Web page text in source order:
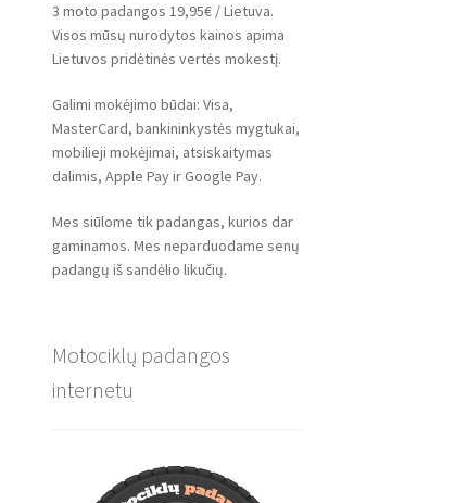
3 moto padangos 19,95€ / Lietuva.
Visos mūsų nurodytos kainos apima
Lietuvos pridėtinės vertės mokestį.
Galimi mokėjimo būdai: Visa,
MasterCard, bankininkystės mygtukai,
mobilieji mokėjimai, atsiskaitymas
dalimis, Apple Pay ir Google Pay.
Mes siūlome tik padangas, kurios dar
gaminamos. Mes neparduodame senų
padangų iš sandėlio likučių.
Motociklų padangos
internetu